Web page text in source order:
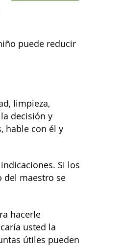
puede reducir
limpieza,
decisión y
hable con él y
Si los
del maestro se
hacerle
usted la
útiles pueden